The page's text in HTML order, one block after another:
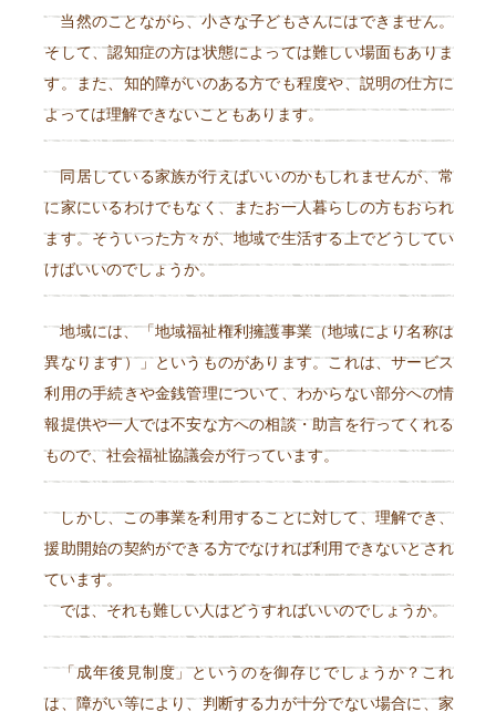
当然のことながら、小さな子どもさんにはできません。
そして、認知症の方は状態によっては難しい場面もありま
す。また、知的障がいのある方でも程度や、説明の仕方に
よっては理解できないこともあります。
同居している家族が行えばいいのかもしれませんが、常
に家にいるわけでもなく、またお一人暮らしの方もおられ
ます。そういった方々が、地域で生活する上でどうしてい
けばいいのでしょうか。
地域には、「地域福祉権利擁護事業（地域により名称は
異なります）」というものがあります。これは、サービス
利用の手続きや金銭管理について、わからない部分への情
報提供や一人では不安な方への相談・助言を行ってくれる
もので、社会福祉協議会が行っています。
しかし、この事業を利用することに対して、理解でき、
援助開始の契約ができる方でなければ利用できないとされ
ています。
では、それも難しい人はどうすればいいのでしょうか。
「成年後見制度」というのを御存じでしょうか？これ
は、障がい等により、判断する力が十分でない場合に、家